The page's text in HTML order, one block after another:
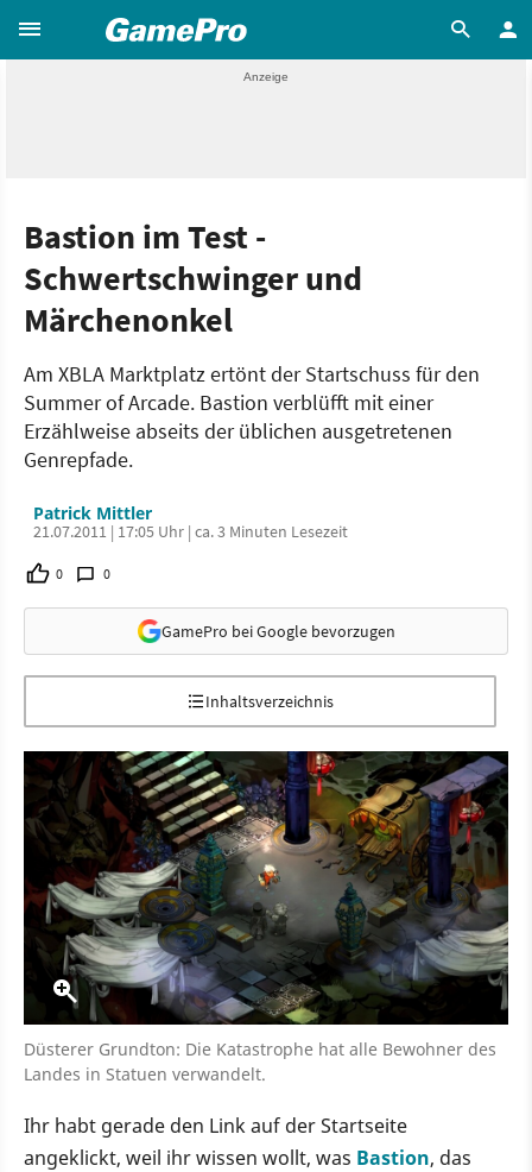
Bastion im Test -
Schwertschwinger und
Märchenonkel
Am XBLA Marktplatz ertönt der Startschuss für den
Summer of Arcade. Bastion verblüfft mit einer
Erzählweise abseits der üblichen ausgetretenen
Genrepfade.
Patrick Mittler
21.07.2011 | 17:05 Uhr | ca. 3 Minuten Lesezeit
0 0
GamePro bei Google bevorzugen
Inhaltsverzeichnis
Düsterer Grundton: Die Katastrophe hat alle Bewohner des
Landes in Statuen verwandelt.
Ihr habt gerade den Link auf der Startseite
angeklickt, weil ihr wissen wollt, was Bastion, das